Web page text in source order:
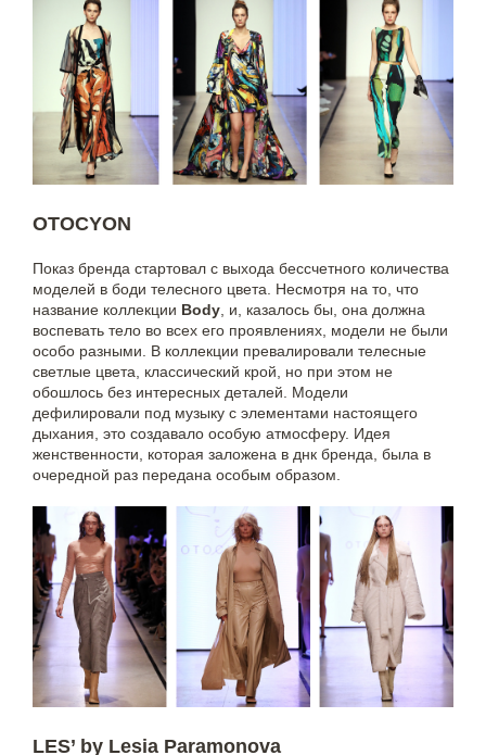
OTOCYON
Показ бренда стартовал с выхода бессчетного количества
моделей в боди телесного цвета. Несмотря на то, что
название коллекции Body , и, казалось бы, она должна
воспевать тело во всех его проявлениях, модели не были
особо разными. В коллекции превалировали телесные
светлые цвета, классический крой, но при этом не
обошлось без интересных деталей. Модели
дефилировали под музыку с элементами настоящего
дыхания, это создавало особую атмосферу. Идея
женственности, которая заложена в днк бренда, была в
очередной раз передана особым образом.
LES’ by Lesia Paramonova